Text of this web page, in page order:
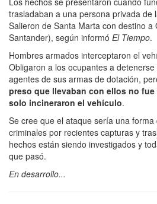
trasladaban a una persona privada de
Salieron de Santa Marta con destino a
Santander), según informó El Tiempo.
Hombres armados interceptaron el
Obligaron a los ocupantes a
agentes de sus armas de dotación,
preso que llevaban con ellos no
solo incineraron el vehículo.
Se cree que el ataque sería una
criminales por recientes capturas y
hechos están siendo investigados y
que pasó.
En desarrollo...